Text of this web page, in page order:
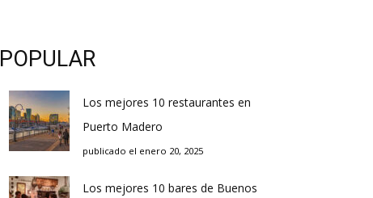
POPULAR
Los mejores 10 restaurantes en
Puerto Madero
publicado el enero 20, 2025
Los mejores 10 bares de Buenos